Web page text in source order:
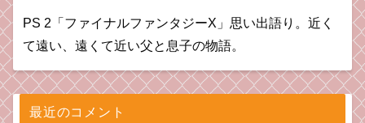
PS 2「ファイナルファンタジーX」思い出語り。近く
て遠い、遠くて近い父と息子の物語。
最近のコメント